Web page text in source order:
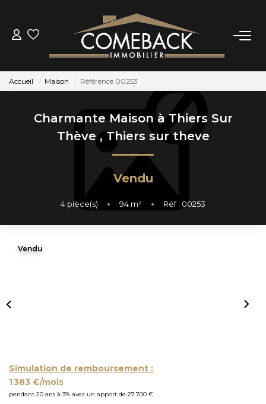
ACHETER
LOUER
ESTIMER
NOTRE AGENCE
BIENS VENDUS
Accueil Maison Référence 00253
Charmante Maison à Thiers Sur
Thève, Thiers sur theve
Vendu
4 pièce(s) • 94 m² • Réf : 00253
Vendu
Simulation de remboursement :
1 383 €/mois
pendant 20 ans à 3% avec un apport de 27 700 €